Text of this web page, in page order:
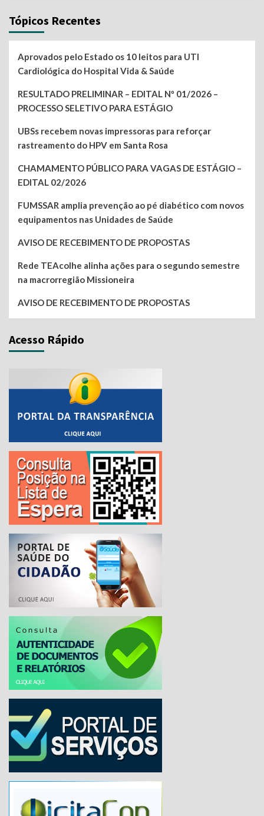
Tópicos Recentes
Aprovados pelo Estado os 10 leitos para UTI
Cardiológica do Hospital Vida & Saúde
RESULTADO PRELIMINAR – EDITAL Nº 01/2026 –
PROCESSO SELETIVO PARA ESTÁGIO
UBSs recebem novas impressoras para reforçar
rastreamento do HPV em Santa Rosa
CHAMAMENTO PÚBLICO PARA VAGAS DE ESTÁGIO –
EDITAL 02/2026
FUMSSAR amplia prevenção ao pé diabético com novos
equipamentos nas Unidades de Saúde
AVISO DE RECEBIMENTO DE PROPOSTAS
Rede TEAcolhe alinha ações para o segundo semestre
na macrorregião Missioneira
AVISO DE RECEBIMENTO DE PROPOSTAS
Acesso Rápido